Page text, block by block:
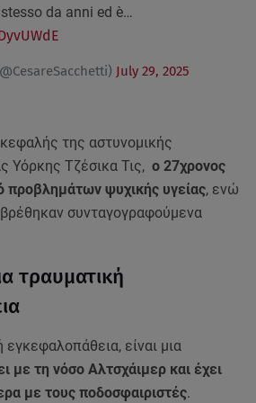
da anni ed è…
July 29, 2025
της αστυνομικής
Υόρκης Τζέσικα Τις, ο 27χρονος
προβλημάτων ψυχικής υγείας, ενώ
συνταγογραφούμενα
τραυματική
εγκεφαλοπάθεια, είναι μια
με τη νόσο Αλτσχάιμερ και έχει
με τους ποδοσφαιριστές.